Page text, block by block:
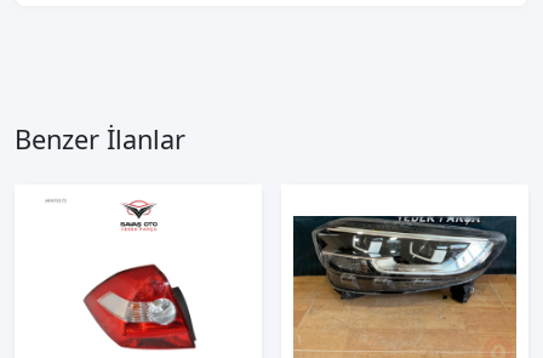
Benzer İlanlar